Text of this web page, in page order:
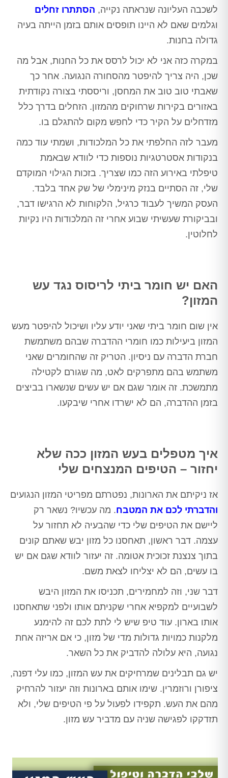
לשכבה העליונה שנראתה נקייה, הסתתרו זחלים
וגלמים שאם לא היינו תופסים אותם בזמן הייתה בעיה
גדולה בחנות.
במקרה כזה אני לא יכול לרסס את כל החנות, אבל מה
שכן, היה צריך להיפטר מהסחורה הנגועה. אחר כך
שאבתי טוב טוב את המחסן, וריססתי בצורה נקודתית
באזורים בקירות שרחוקים מהמזון. הזחלים בדרך כלל
מזדחלים על הקיר כדי לחפש מקום להתגלם בו.
מעבר לזה החלפתי את כל המלכודות, ושמתי עוד כמה
בנקודות אסטרטגיות נוספות כדי לוודא שבאמת
טיפלתי באירוע הזה כמו שצריך. בזכות הגילוי המוקדם
שלי, זה הסתיים בנזק מינימלי של שק אחד בלבד.
העסק המשיך לעבוד כרגיל, הלקוחות לא הרגישו דבר,
ובביקורת שעשיתי שבוע אחרי זה המלכודות היו נקיות
לחלוטין.
האם יש חומר ביתי לריסוס נגד עש
המזון?
אין שום חומר ביתי שאני יודע עליו ושיכול להיפטר מעש
המזון ביעילות כמו חומרי ההדברה שבהם משתמשת
חברת הדברה עם ניסיון. הטריק זה שהחומרים שאני
משתמש בהם מתפרקים לאט, מה שגורם לקטילה
מתמשכת. זה אומר שגם אם יש עשים שנשארו בביצים
בזמן ההדברה, הם לא ישרדו אחרי שיבקעו.
איך מטפלים בעש המזון ככה שלא
יחזור – הטיפים המנצחים שלי
אז ניקיתם את הארונות, נפטרתם מפריטי המזון הנגועים
והדברתי לכם את המטבח. מה עכשיו? נשאר רק
ליישם את הטיפים שלי כדי שהבעיה לא תחזור על
עצמה. דבר ראשון, תאחסנו כל מזון יבש שאתם קונים
בתוך צנצנת זכוכית אטומה. זה יעזור לוודא שגם אם יש
בו עשים, הם לא יצליחו לצאת משם.
דבר שני, וזה למחמירים, תכניסו את המזון היבש
לשבועיים למקפיא אחרי שקניתם אותו ולפני שתאחסנו
אותו בארון. עוד טיפ שיש לי לתת לכם זה להימנע
מלקנות כמויות גדולות מדי של מזון, כי אם אריזה אחת
נגועה, היא עלולה להדביק את כל השאר.
יש גם תבלינים שמרחיקים את עש המזון, כמו עלי דפנה,
ציפורן ורוזמרין. שימו אותם בארונות וזה יעזור להרחיק
מהם את העש. תקפידו לפעול על פי הטיפים שלי, ולא
תזדקקו לפגישה שניה עם מדביר עש מזון.